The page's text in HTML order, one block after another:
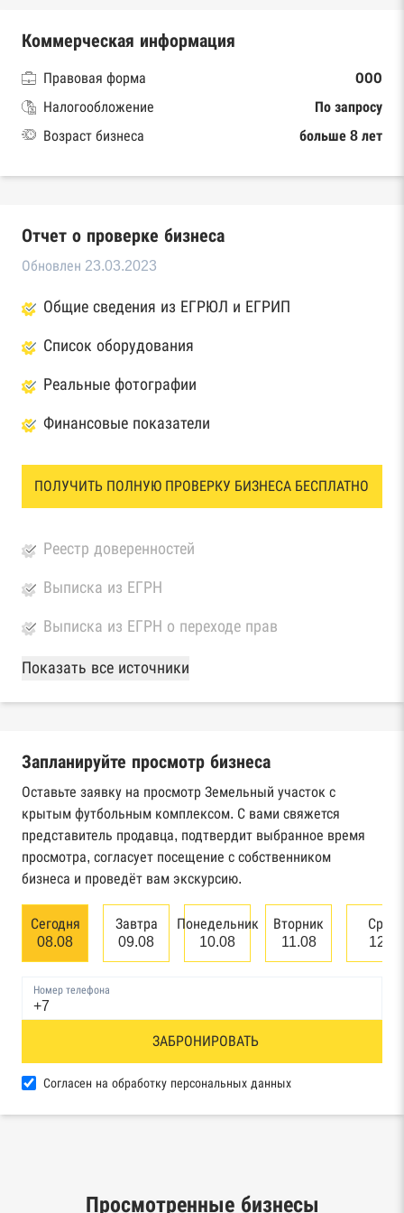
Коммерческая информация
Правовая форма
ООО
Налогообложение
По запросу
Возраст бизнеса
больше 8 лет
Отчет о проверке бизнеса
Обновлен 23.03.2023
Общие сведения из ЕГРЮЛ и ЕГРИП
Список оборудования
Реальные фотографии
Финансовые показатели
ПОЛУЧИТЬ ПОЛНУЮ ПРОВЕРКУ БИЗНЕСА БЕСПЛАТНО
Реестр доверенностей
Выписка из ЕГРН
Выписка из ЕГРН о переходе прав
База Росстата
Реестры ЕГРЮЛ и ЕГРИП Федеральной
Реестр государственных контрактов
Федерального казначейства
Картотека арбитражных дел Высшего
арбитражного суда
Единый федеральный реестр сведений о
банкротстве юридических лиц
Реестр товарных знаков и знаков обслуживания
База исполнительного производства
Реестры лицензий: Росалкоголь,
Показать все источники
Запланируйте просмотр бизнеса
Оставьте заявку на просмотр Земельный участок с
крытым футбольным комплексом. С вами свяжется
представитель продавца, подтвердит выбранное время
просмотра, согласует посещение с собственником
бизнеса и проведёт вам экскурсию.
Сегодня
08.08
Завтра
09.08
Понедельник
10.08
Вторник
11.08
12.08
Номер телефона
ЗАБРОНИРОВАТЬ
Согласен на обработку персональных данных
Просмотренные бизнесы